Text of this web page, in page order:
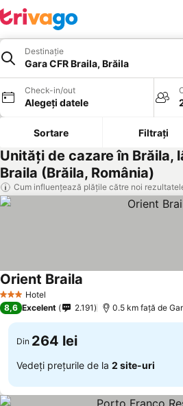
Destinație
Gara CFR Braila, Brăila
Check-in/out
Alegeți datele
Sortare Filtrați
Unități de cazare în Brăila,
Braila (Brăila, România)
Cum influențează plățile către noi
3 SteleHotel
Orient Braila
8,6 Excelent 2.191 0.5 km faţă de
Din 264 lei
Vedeți prețurile de la 2 site-uri